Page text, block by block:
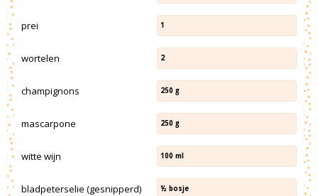
prei 1
wortelen 2
champignons 250 g
mascarpone 250 g
witte wijn 100 ml
bladpeterselie (gesnipperd) ½ bosje